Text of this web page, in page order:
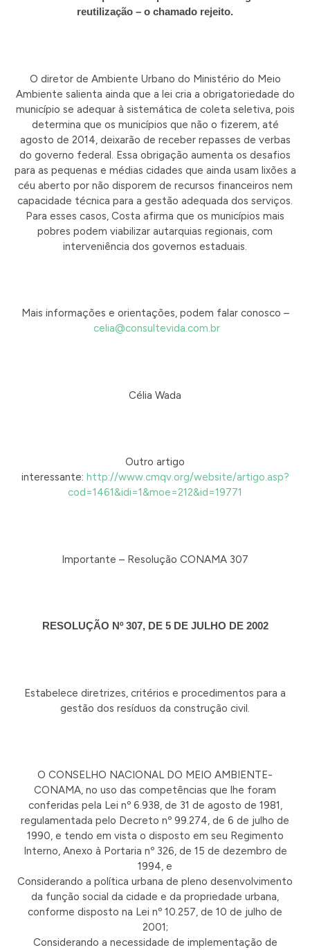
reutilização – o chamado rejeito.
O diretor de Ambiente Urbano do Ministério do Meio
Ambiente salienta ainda que a lei cria a obrigatoriedade do
município se adequar à sistemática de coleta seletiva, pois
determina que os municípios que não o fizerem, até
agosto de 2014, deixarão de receber repasses de verbas
do governo federal. Essa obrigação aumenta os desafios
para as pequenas e médias cidades que ainda usam lixões a
céu aberto por não disporem de recursos financeiros nem
capacidade técnica para a gestão adequada dos serviços.
Para esses casos, Costa afirma que os municípios mais
pobres podem viabilizar autarquias regionais, com
interveniência dos governos estaduais.
Mais informações e orientações, podem falar conosco –
celia@consultevida.com.br
Célia Wada
Outro artigo
interessante: http://www.cmqv.org/website/artigo.asp?
cod=1461&idi=1&moe=212&id=19771
Importante – Resolução CONAMA 307
RESOLUÇÃO Nº 307, DE 5 DE JULHO DE 2002
Estabelece diretrizes, critérios e procedimentos para a
gestão dos resíduos da construção civil.
O CONSELHO NACIONAL DO MEIO AMBIENTE-
CONAMA, no uso das competências que lhe foram
conferidas pela Lei nº 6.938, de 31 de agosto de 1981,
regulamentada pelo Decreto nº 99.274, de 6 de julho de
1990, e tendo em vista o disposto em seu Regimento
Interno, Anexo à Portaria nº 326, de 15 de dezembro de
1994, e
Considerando a política urbana de pleno desenvolvimento
da função social da cidade e da propriedade urbana,
conforme disposto na Lei nº 10.257, de 10 de julho de
2001;
Considerando a necessidade de implementação de